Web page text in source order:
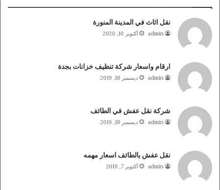
نقل اثاث في المدينة المنورة
admin أكتوبر 10, 2020
ارقام واسعار شركة تنظيف خزانات بجدة
admin ديسمبر 18, 2019
شركة نقل عفش في الطائف
admin ديسمبر 18, 2019
نقل عفش بالطائف اسعار مهمه
admin أكتوبر 7, 2019